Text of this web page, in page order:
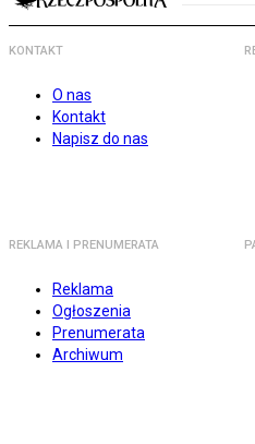
KONTAKT
O nas
Kontakt
Napisz do nas
REKLAMA I PRENUMERATA
Reklama
Ogłoszenia
Prenumerata
Archiwum